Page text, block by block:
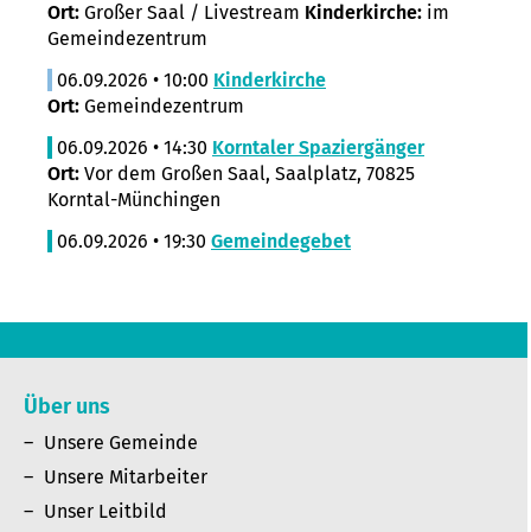
Ort: Großer Saal / Livestream Kinderkirche: im
Gemeindezentrum
06.09.2026 • 10:00 Kinderkirche
Ort: Gemeindezentrum
06.09.2026 • 14:30 Korntaler Spaziergänger
Ort: Vor dem Großen Saal, Saalplatz, 70825
Korntal-Münchingen
06.09.2026 • 19:30 Gemeindegebet
Über uns
Unsere Gemeinde
Unsere Mitarbeiter
Unser Leitbild